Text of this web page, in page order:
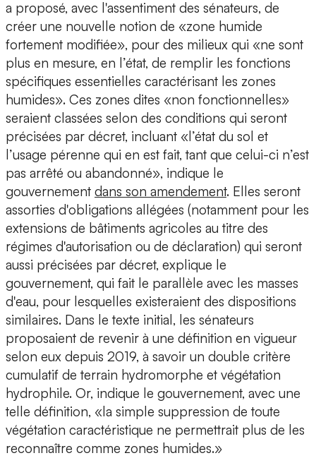
a proposé, avec l'assentiment des sénateurs, de
créer une nouvelle notion de «zone humide
fortement modifiée», pour des milieux qui «ne sont
plus en mesure, en l’état, de remplir les fonctions
spécifiques essentielles caractérisant les zones
humides». Ces zones dites «non fonctionnelles»
seraient classées selon des conditions qui seront
précisées par décret, incluant «l’état du sol et
l’usage pérenne qui en est fait, tant que celui-ci n’est
pas arrêté ou abandonné», indique le
gouvernement dans son amendement. Elles seront
assorties d'obligations allégées (notamment pour les
extensions de bâtiments agricoles au titre des
régimes d'autorisation ou de déclaration) qui seront
aussi précisées par décret, explique le
gouvernement, qui fait le parallèle avec les masses
d'eau, pour lesquelles existeraient des dispositions
similaires. Dans le texte initial, les sénateurs
proposaient de revenir à une définition en vigueur
selon eux depuis 2019, à savoir un double critère
cumulatif de terrain hydromorphe et végétation
hydrophile. Or, indique le gouvernement, avec une
telle définition, «la simple suppression de toute
végétation caractéristique ne permettrait plus de les
reconnaître comme zones humides.»